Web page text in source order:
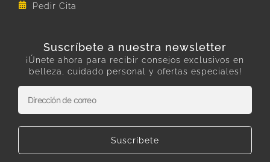
Pedir Cita
Suscríbete a nuestra newsletter
¡Únete ahora para recibir consejos exclusivos en
belleza, cuidado personal y ofertas especiales!
Suscríbete